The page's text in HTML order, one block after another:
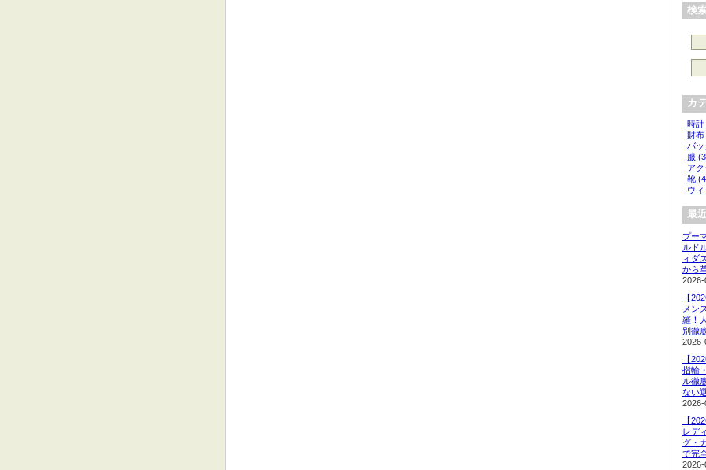
検
カ
時計
財布
バッ
服
ア
靴
ウ
最
プー
ルド
ィダ
から
2026-
【
メン
羅！
別徹
2026-
【
指輪
ル徹
ない
2026-
【
レデ
グ・
で完
2026-